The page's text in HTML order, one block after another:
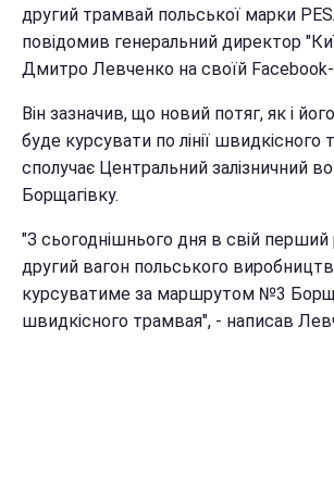
другий трамвай польської марки
повідомив генеральний директор
Дмитро Левченко на своїй Facebook-
Він зазначив, що новий потяг, як і
буде курсувати по лінії
сполучає Центральний залізничний
Борщагівку.
"З сьогоднішнього дня в свій
другий вагон польського
курсуватиме за маршрутом №3
швидкісного трамвая", - написав